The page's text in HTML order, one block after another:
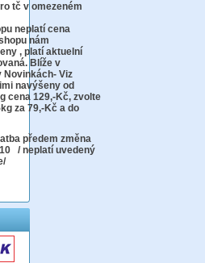
tč v omezeném
neplatí cena
nám
, platí aktuelní
Blíže v
Novinkách- Viz
navýšeny od
cena 129,-Kč, zvolte
za 79,-Kč a do
předem změna
/ neplatí uvedený